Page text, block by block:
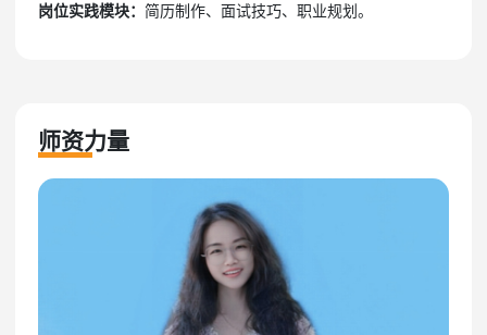
岗位实践模块： 简历制作、面试技巧、职业规划。
师资力量